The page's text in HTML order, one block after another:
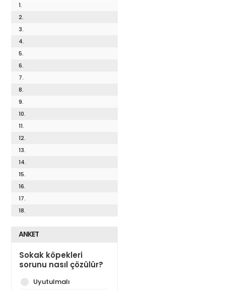
1.
2.
3.
4.
5.
6.
7.
8.
9.
10.
11.
12.
13.
14.
15.
16.
17.
18.
ANKET
Sokak köpekleri
sorunu nasıl çözülür?
Uyutulmalı